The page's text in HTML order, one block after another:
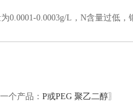
0.0001-0.0003g/L，N含量过低
个产品： P或PEG 聚乙二醇〗